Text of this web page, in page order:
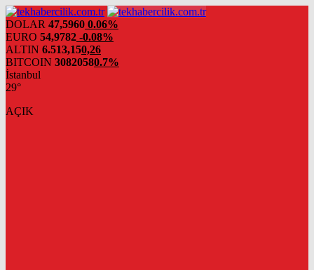
DOLAR 47,5960 0.06%
EURO 54,9782 -0.08%
ALTIN 6.513,150,26
BITCOIN 30820580.7%
İstanbul
29°
AÇIK